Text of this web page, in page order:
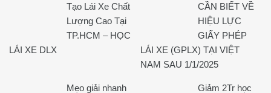
Tạo Lái Xe Chất
Lượng Cao Tại
TP.HCM – HỌC
LÁI XE DLX
CẦN BIẾT VỀ
HIỆU LỰC
GIẤY PHÉP
LÁI XE (GPLX) TẠI VIỆT
NAM SAU 1/1/2025
Mẹo giải nhanh
Giảm 2Tr học